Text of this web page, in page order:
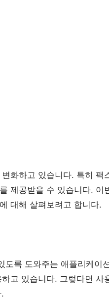
화하고 있습니다. 특히 팩
제공받을 수 있습니다. 이
대해 살펴보려고 합니다.
도록 도와주는 애플리케이
고 있습니다. 그렇다면 사